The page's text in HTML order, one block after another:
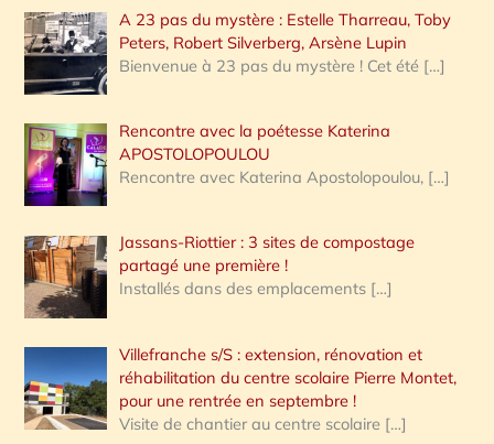
A 23 pas du mystère : Estelle Tharreau, Toby
Peters, Robert Silverberg, Arsène Lupin
Bienvenue à 23 pas du mystère ! Cet été […]
Rencontre avec la poétesse Katerina
APOSTOLOPOULOU
Rencontre avec Katerina Apostolopoulou, […]
Jassans-Riottier : 3 sites de compostage
partagé une première !
Installés dans des emplacements […]
Villefranche s/S : extension, rénovation et
réhabilitation du centre scolaire Pierre Montet,
pour une rentrée en septembre !
Visite de chantier au centre scolaire […]